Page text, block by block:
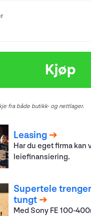
Kjøp
fra både butikk- og nettlager.
Leasing
Har du eget firma kan
leiefinansiering.
Supertele
tungt
Med Sony FE 100-